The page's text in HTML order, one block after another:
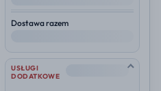
Dostawa razem
USŁUGI
DODATKOWE
--